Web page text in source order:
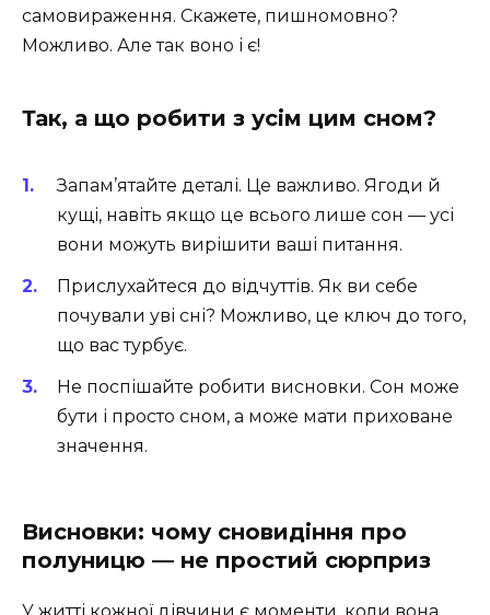
самовираження. Скажете, пишномовно?
Можливо. Але так воно і є!
Так, а що робити з усім цим сном?
Запам’ятайте деталі. Це важливо. Ягоди й
кущі, навіть якщо це всього лише сон — усі
вони можуть вирішити ваші питання.
Прислухайтеся до відчуттів. Як ви себе
почували уві сні? Можливо, це ключ до того,
що вас турбує.
Не поспішайте робити висновки. Сон може
бути і просто сном, а може мати приховане
значення.
Висновки: чому сновидіння про
полуницю — не простий сюрприз
У житті кожної дівчини є моменти, коли вона